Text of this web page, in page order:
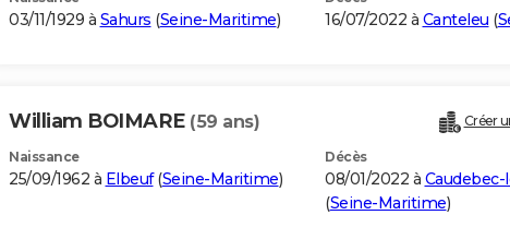
03/11/1929 à Sahurs (Seine-Maritime) 16/07/2022 à Canteleu (
William BOIMARE (59 ans) Créer
Naissance
25/09/1962 à Elbeuf(Seine-Maritime)
Décès
08/01/2022 à
(Seine-Maritime)